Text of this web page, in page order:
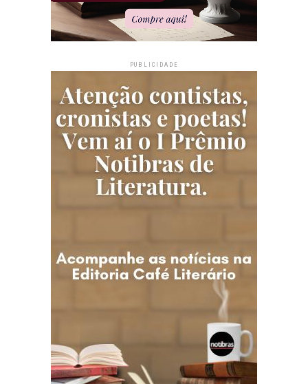
PUBLICIDADE